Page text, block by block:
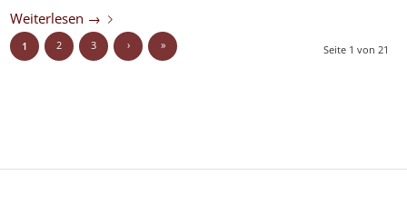
Weiterlesen →
Seite 1 von 21
1 2 3 › »